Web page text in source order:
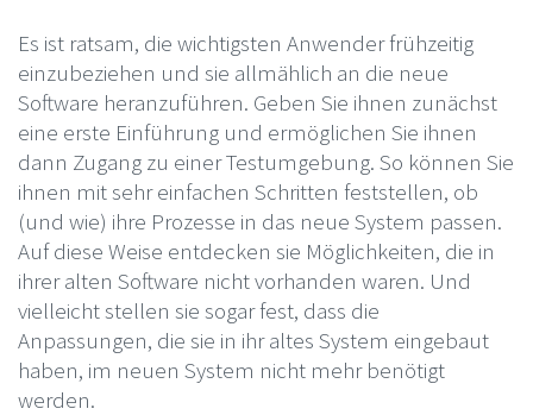
Es ist ratsam, die wichtigsten Anwender frühzeitig
einzubeziehen und sie allmählich an die neue
Software heranzuführen. Geben Sie ihnen zunächst
eine erste Einführung und ermöglichen Sie ihnen
dann Zugang zu einer Testumgebung. So können Sie
ihnen mit sehr einfachen Schritten feststellen, ob
(und wie) ihre Prozesse in das neue System passen.
Auf diese Weise entdecken sie Möglichkeiten, die in
ihrer alten Software nicht vorhanden waren. Und
vielleicht stellen sie sogar fest, dass die
Anpassungen, die sie in ihr altes System eingebaut
haben, im neuen System nicht mehr benötigt
werden.